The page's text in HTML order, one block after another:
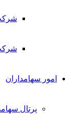
امور سهامداران
پرتال